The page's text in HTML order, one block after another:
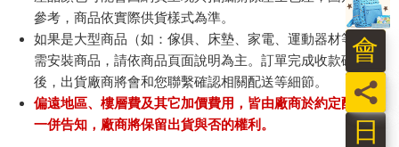
參考，商品依實際供貨樣式為準。
如果是大型商品（如：傢俱、床墊、家電、運動器材等）及
需安裝商品，請依商品頁面說明為主。訂單完成收款確認
後，出貨廠商將會和您聯繫確認相關配送等細節。
偏遠地區、樓層費及其它加價費用，皆由廠商於約定配送時
一併告知，廠商將保留出貨與否的權利。
日
員
會